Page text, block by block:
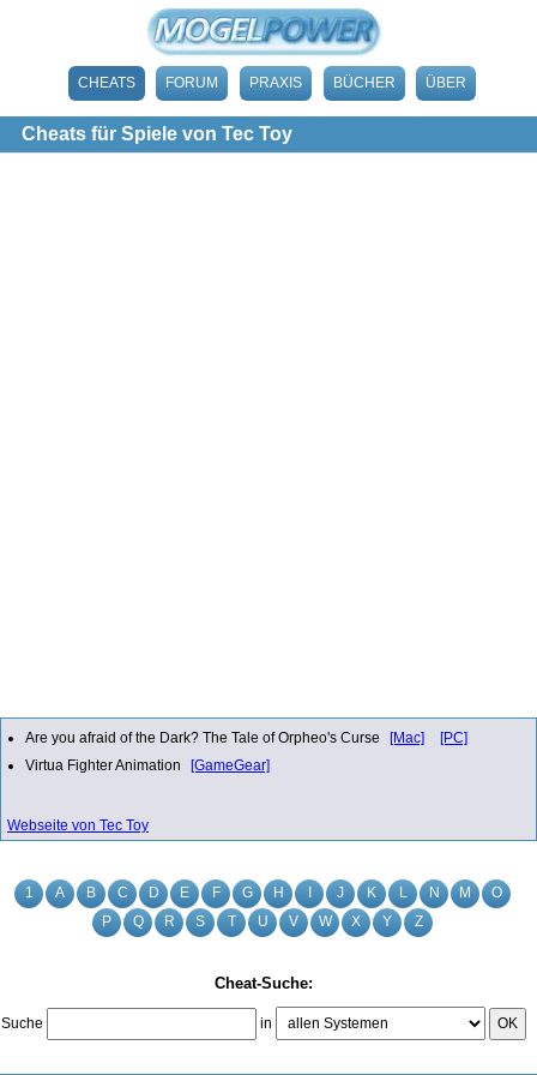
CHEATS FORUM PRAXIS BÜCHER ÜBER
Cheats für Spiele von Tec Toy
1 A B C D E F G H J K L N M
O
P
Q R S T U V W X Y Z
Cheat-Suche:
Suche in OK
Are you afraid of the Dark? The Tale of Orpheo's Curse [Mac]
[PC]
Virtua Fighter Animation
[GameGear]
Webseite von Tec Toy